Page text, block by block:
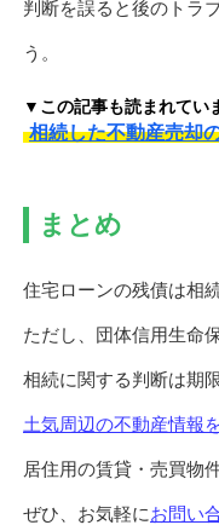
判断を誤ると後のトラ
う。
▼この記事も読まれてい
相続した不動産売却
まとめ
住宅ローンの残債は相
ただし、団体信用生命
相続に関する判断は期
土気周辺の不動産情報
居住用の賃貸・売買物
ぜひ、お気軽にお問い